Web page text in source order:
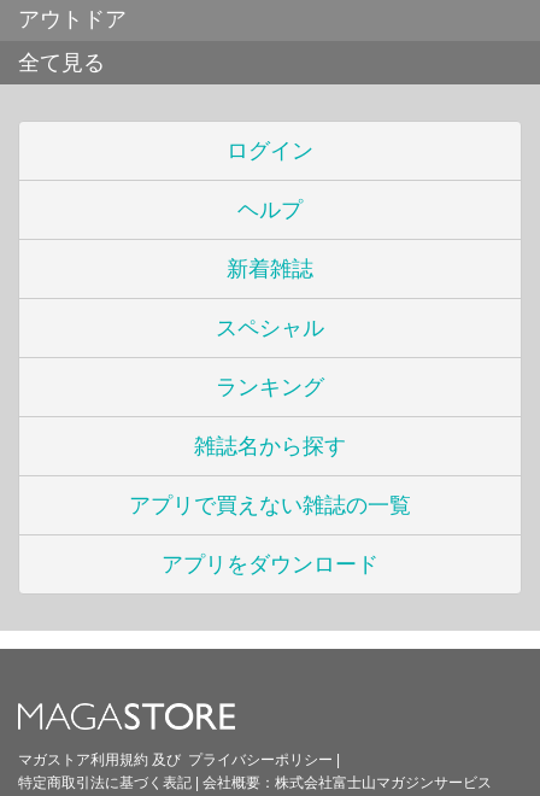
アウトドア
全て見る
ログイン
ヘルプ
新着雑誌
スペシャル
ランキング
雑誌名から探す
アプリで買えない雑誌の一覧
アプリをダウンロード
マガストア利用規約 及び プライバシーポリシー
特定商取引法に基づく表記
会社概要： 株式会社富士山マガジンサービス